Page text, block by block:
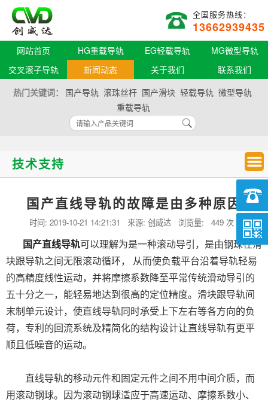
全国服务热线：
13662939435
网站首页 HG重载导轨 EG轻载导轨
MG微型导轨
交叉滚子导轨
新闻动态 关于我们
联系我们
热门关键词：
国产导轨 滚珠丝杆 国产滑块 轻载导轨 微型导轨
重载导轨
技术支持
国产直线导轨的故障是由多种原因
时间: 2019-10-21 14:21:31 来源: 创威达 浏览量: 449 次
国产直线导轨可以理解为是一种滚动导引，是由钢珠在滑
块跟导轨之间无限滚动循环， 从而使负载平台沿着导轨轻易
的高精度线性运动，并将摩擦系数降至平常传统滑动导引的
五十分之一，能轻易地达到很高的定位精度。滑块跟导轨间
末制单元设计，使直线导轨同时承受上下左右等各方向的负
荷，专利的回流系统及精简化的结构设计让直线导轨有更平
顺且低噪音的运动。
直线导轨的移动元件和固定元件之间不用中间介质，而
用滚动钢球。因为滚动钢球适应于高速运动、摩擦系数小、